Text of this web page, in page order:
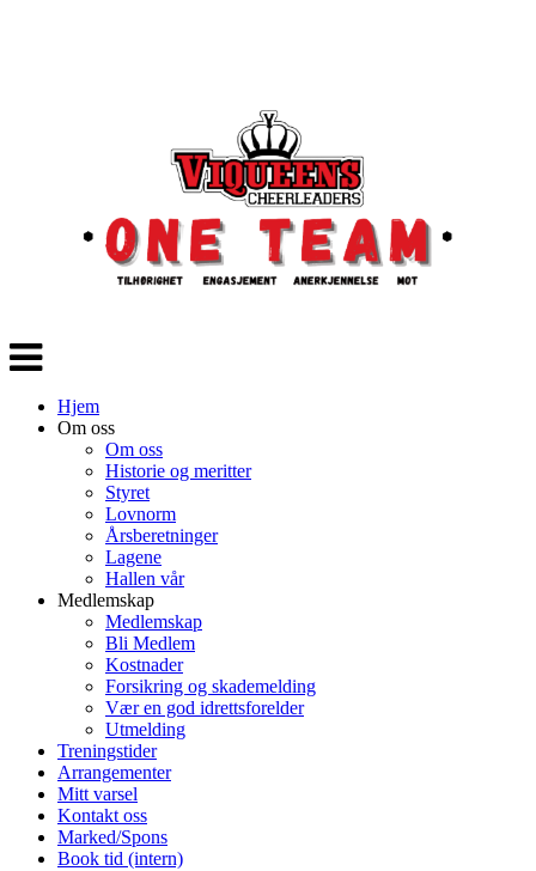
Veksle
navigasjon
Hjem
Om oss
Om oss
Historie og meritter
Styret
Lovnorm
Årsberetninger
Lagene
Hallen vår
Medlemskap
Medlemskap
Bli Medlem
Kostnader
Forsikring og skademelding
Vær en god idrettsforelder
Utmelding
Treningstider
Arrangementer
Mitt varsel
Kontakt oss
Marked/Spons
Book tid (intern)